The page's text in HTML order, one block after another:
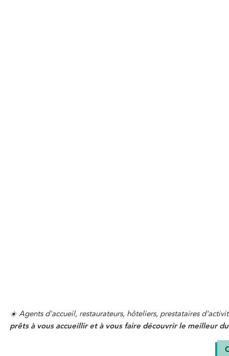
☀️Agents d'accueil, restaurateurs, hôteliers, prestataires
prêts à vous accueillir et à vous faire découvrir le meilleur du